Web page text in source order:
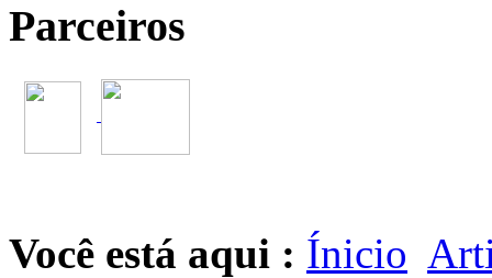
Parceiros
Você está aqui : Ínicio